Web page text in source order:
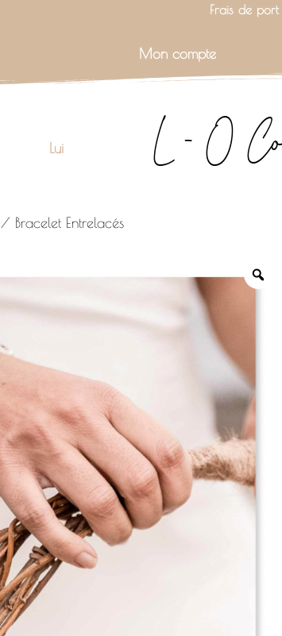
Frais de
Mon compte
Lui L - O
/ Bracelet Entrelacés